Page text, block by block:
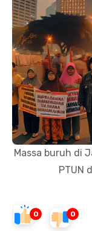
Massa buruh di
PTUN
0 0